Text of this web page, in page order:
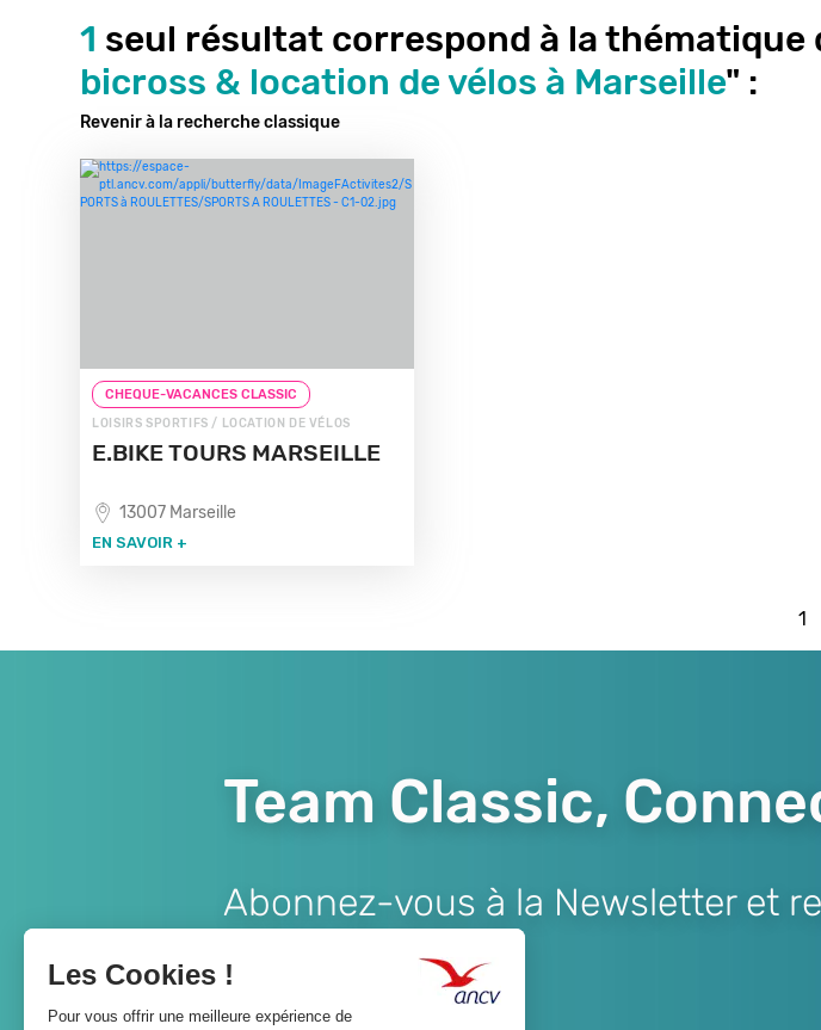
1 seul résultat correspond à la thématique
bicross & location de vélos à Marseille" :
Revenir à la recherche classique
CHEQUE-VACANCES CLASSIC
LOISIRS SPORTIFS / LOCATION DE VÉLOS
E.BIKE TOURS MARSEILLE
13007 Marseille
EN SAVOIR +
1
Team Classic,
Abonnez-vous à la Newsletter et